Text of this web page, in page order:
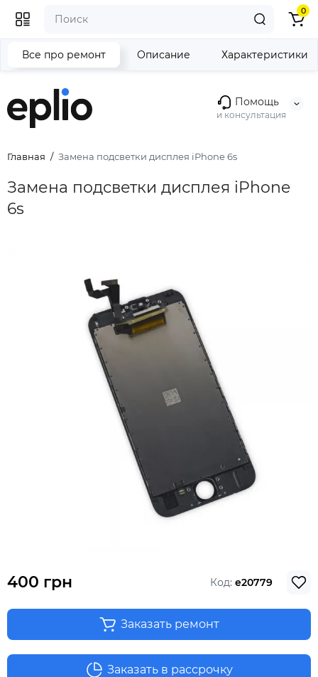
Помощь
и консультация
0
Главная Замена подсветки дисплея iPhone 6s
Замена подсветки дисплея iPhone
6s
Все про ремонт Описание Характеристики
400 грн Код: e20779
Заказать ремонт
Заказать в рассрочку